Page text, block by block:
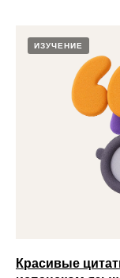
ИЗУЧЕНИЕ
Красивые